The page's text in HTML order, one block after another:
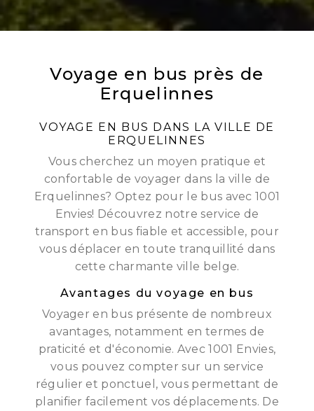
Voyage en bus près de
Erquelinnes
VOYAGE EN BUS DANS LA VILLE DE
ERQUELINNES
Vous cherchez un moyen pratique et
confortable de voyager dans la ville de
Erquelinnes? Optez pour le bus avec 1001
Envies! Découvrez notre service de
transport en bus fiable et accessible, pour
vous déplacer en toute tranquillité dans
cette charmante ville belge.
Avantages du voyage en bus
Voyager en bus présente de nombreux
avantages, notamment en termes de
praticité et d'économie. Avec 1001 Envies,
vous pouvez compter sur un service
régulier et ponctuel, vous permettant de
planifier facilement vos déplacements. De